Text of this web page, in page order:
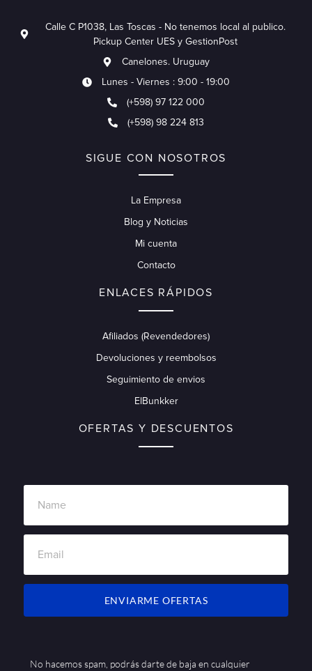
Calle C P1038, Las Toscas - No tenemos local al publico.
Pickup Center UES y GestionPost
Canelones. Uruguay
Lunes - Viernes : 9:00 - 19:00
(+598) 97 122 000
(+598) 98 224 813
SIGUE CON NOSOTROS
La Empresa
Blog y Noticias
Mi cuenta
Contacto
ENLACES RÁPIDOS
Afiliados (Revendedores)
Devoluciones y reembolsos
Seguimiento de envios
ElBunkker
OFERTAS Y DESCUENTOS
ENVIARME OFERTAS
No hacemos spam, podrás darte de baja en cualquier